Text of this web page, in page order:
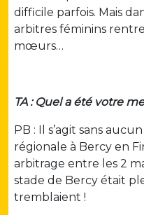
difficile parfois. Mais
arbitres féminins
mœurs…
TA : Quel a été votre
PB : Il s’agit sans
régionale à Bercy en
arbitrage entre les 2
stade de Bercy était
tremblaient !